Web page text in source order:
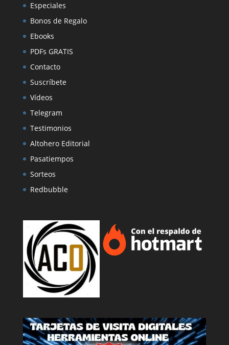
Especiales
Bonos de Regalo
Ebooks
PDFs GRATIS
Contacto
Suscríbete
Vídeos
Telegram
Testimonios
Altohero Editorial
Pasatiempos
Sorteos
Redbubble